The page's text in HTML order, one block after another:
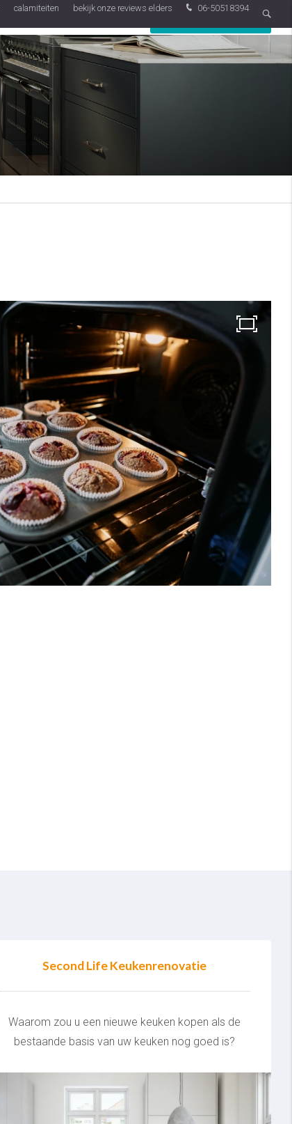
06-50518394
calamiteiten bekijk onze reviews elders
mechanische ventilatie
Second Life Keukenrenovatie
Waarom zou u een nieuwe keuken kopen als de
bestaande basis van uw keuken nog goed is?